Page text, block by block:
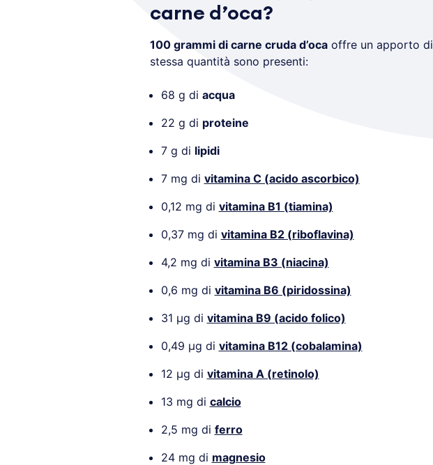
carne d’oca?
100 grammi di carne cruda d’ocaoffre un apporto di
stessa quantità sono presenti:
68 g di acqua
22 g di proteine
7 g di lipidi
7 mg di vitamina C (acido ascorbico)
0,12 mg di vitamina B1 (tiamina)
0,37 mg di vitamina B2 (riboflavina)
4,2 mg di vitamina B3 (niacina)
0,6 mg di vitamina B6 (piridossina)
31 µg di vitamina B9 (acido folico)
0,49 µg di vitamina B12 (cobalamina)
12 µg di vitamina A (retinolo)
13 mg di calcio
2,5 mg di ferro
24 mg di magnesio